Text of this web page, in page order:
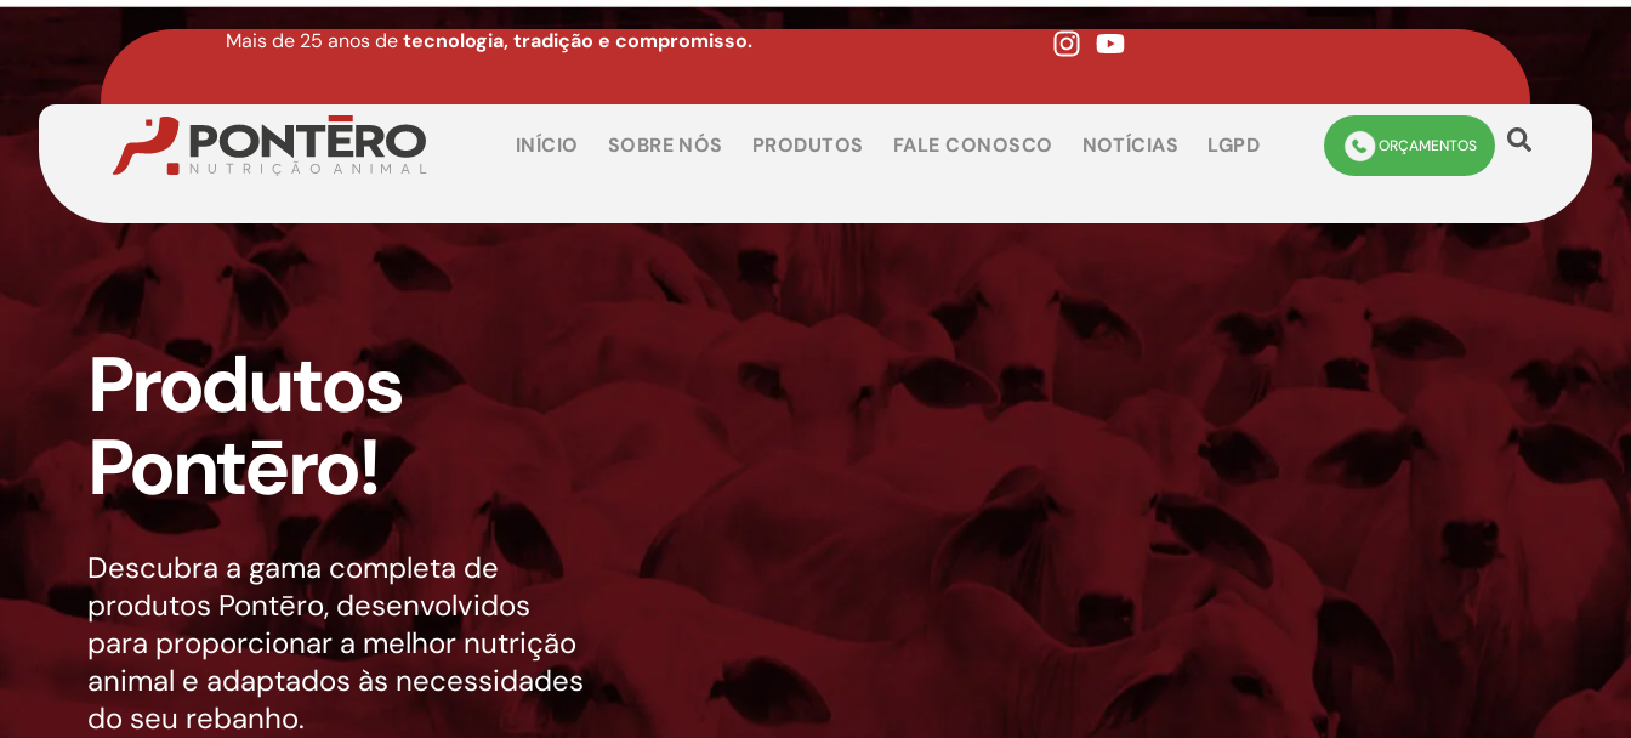
Mais de 25 anos detecnologia, tradição e compromisso.
INÍCIO SOBRE NÓS PRODUTOS FALE CONOSCO NOTÍCIAS LGPD ORÇAMENTOS
Produtos
Pontēro!
Descubra a gama completa de
produtos Pontēro, desenvolvidos
para proporcionar a melhor nutrição
animal e adaptados às necessidades
do seu rebanho.